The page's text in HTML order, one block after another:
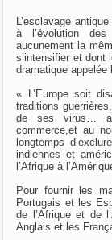
L’esclavage
à l’évolution
aucunement la
s’intensifier et dont
dramatique appelée
« L’Europe soit
traditions
de ses virus…
commerce,et au
longtemps
indiennes et
l’Afrique à
Pour fournir les
Portugais et les
de l’Afrique et de
Anglais et les